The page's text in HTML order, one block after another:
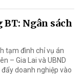
Ngân sách
tạm đình chỉ vụ án
– Gia Lai và UBND
doanh nghiệp vào